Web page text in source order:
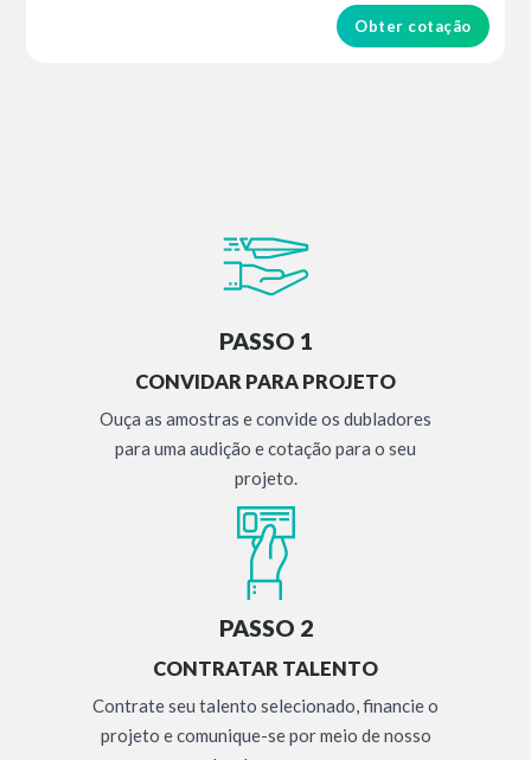
Obter cotação
PASSO 1
CONVIDAR PARA PROJETO
Ouça as amostras e convide os dubladores
para uma audição e cotação para o seu
projeto.
PASSO 2
CONTRATAR TALENTO
Contrate seu talento selecionado, financie o
projeto e comunique-se por meio de nosso